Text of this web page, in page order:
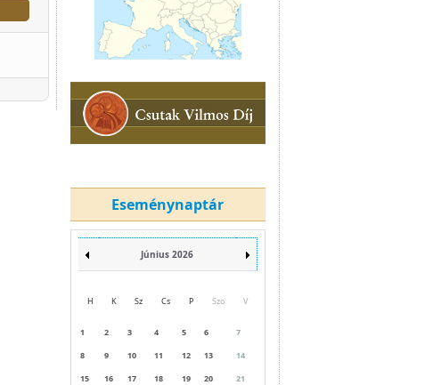
Eseménynaptár
Június 2026
H K Sz Cs P Szo V
1 2 3 4 5 6
7
8
9 10 11 12 13
14
15
16 17 18 19 20
21